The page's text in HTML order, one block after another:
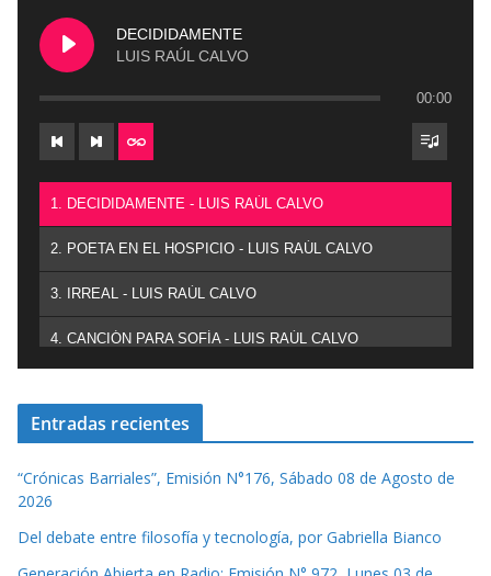
DECIDIDAMENTE
LUIS RAÚL CALVO
00:00
1. DECIDIDAMENTE - LUIS RAÚL CALVO
2. POETA EN EL HOSPICIO - LUIS RAÚL CALVO
3. IRREAL - LUIS RAÚL CALVO
4. CANCIÓN PARA SOFÍA - LUIS RAÚL CALVO
Entradas recientes
“Crónicas Barriales”, Emisión N°176, Sábado 08 de Agosto de
2026
Del debate entre filosofía y tecnología, por Gabriella Bianco